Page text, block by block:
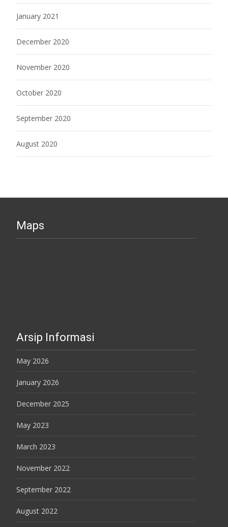
January 2021
December 2020
November 2020
October 2020
September 2020
August 2020
Maps
Arsip Informasi
May 2026
January 2026
December 2025
May 2023
March 2023
November 2022
September 2022
August 2022